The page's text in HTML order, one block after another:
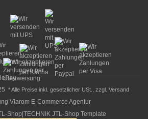
* Alle Preise inkl. gesetzlicher USt., zzgl. Versand
Vlarom E-Commerce Agentur
Shop TECHNIK JTL-Shop Template